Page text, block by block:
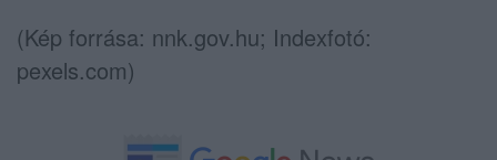
(Kép forrása: nnk.gov.hu; Indexfotó:
pexels.com)